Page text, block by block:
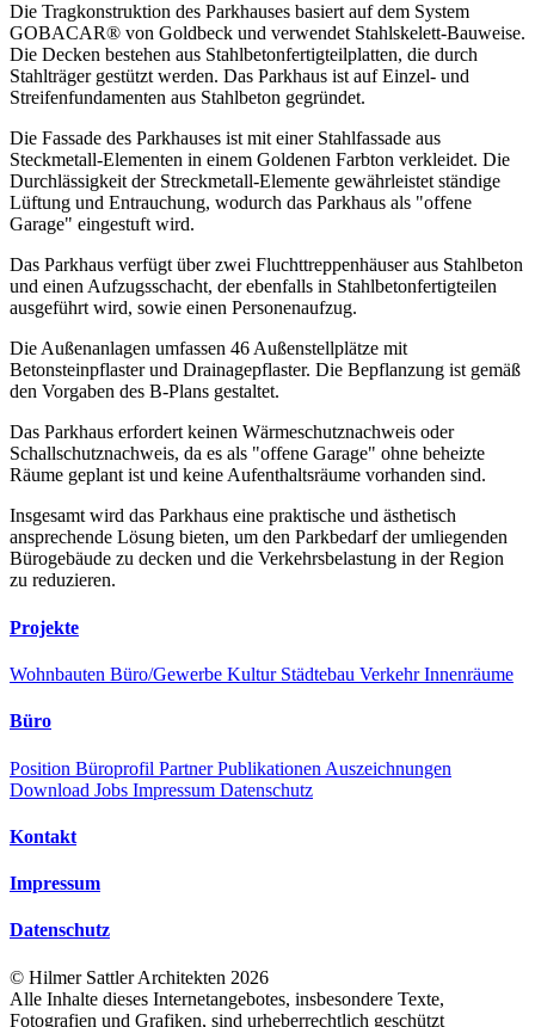
Die Tragkonstruktion des Parkhauses basiert auf dem System
GOBACAR® von Goldbeck und verwendet Stahlskelett-Bauweise.
Die Decken bestehen aus Stahlbetonfertigteilplatten, die durch
Stahlträger gestützt werden. Das Parkhaus ist auf Einzel- und
Streifenfundamenten aus Stahlbeton gegründet.
Die Fassade des Parkhauses ist mit einer Stahlfassade aus
Steckmetall-Elementen in einem Goldenen Farbton verkleidet. Die
Durchlässigkeit der Streckmetall-Elemente gewährleistet ständige
Lüftung und Entrauchung, wodurch das Parkhaus als "offene
Garage" eingestuft wird.
Das Parkhaus verfügt über zwei Fluchttreppenhäuser aus Stahlbeton
und einen Aufzugsschacht, der ebenfalls in Stahlbetonfertigteilen
ausgeführt wird, sowie einen Personenaufzug.
Die Außenanlagen umfassen 46 Außenstellplätze mit
Betonsteinpflaster und Drainagepflaster. Die Bepflanzung ist gemäß
den Vorgaben des B-Plans gestaltet.
Das Parkhaus erfordert keinen Wärmeschutznachweis oder
Schallschutznachweis, da es als "offene Garage" ohne beheizte
Räume geplant ist und keine Aufenthaltsräume vorhanden sind.
Insgesamt wird das Parkhaus eine praktische und ästhetisch
ansprechende Lösung bieten, um den Parkbedarf der umliegenden
Bürogebäude zu decken und die Verkehrsbelastung in der Region
zu reduzieren.
Projekte
Wohnbauten Büro/Gewerbe Kultur Städtebau VerkehrInnenräume
Büro
Position Büroprofil PartnerPublikationen Auszeichnungen
Download Jobs Impressum Datenschutz
Kontakt
Impressum
Datenschutz
© Hilmer Sattler Architekten 2026
Alle Inhalte dieses Internetangebotes, insbesondere Texte,
Fotografien und Grafiken, sind urheberrechtlich geschützt